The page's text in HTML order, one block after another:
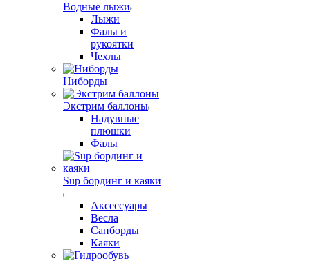
Водные лыжи
Лыжи
Фалы и
рукоятки
Чехлы
Ниборды
Экстрим баллоны
Надувные
плюшки
Фалы
Sup бординг и каяки
Аксессуары
Весла
Сапборды
Каяки